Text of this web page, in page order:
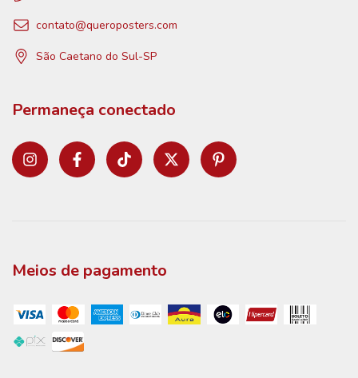
contato@queroposters.com
São Caetano do Sul-SP
Permaneça conectado
Meios de pagamento